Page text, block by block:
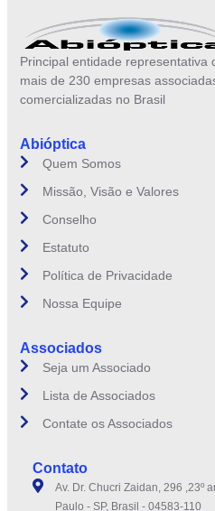
Principal entidade representativa
mais de 230 empresas
comercializadas no Brasil
Abióptica
Quem Somos
Missão, Visão e Valores
Conselho
Estatuto
Política de Privacidade
Nossa Equipe
Associados
Seja um Associado
Lista de Associados
Contate os Associados
Contato
Av. Dr. Chucri Zaidan, 296 ,23º
Paulo - SP, Brasil - 04583-110